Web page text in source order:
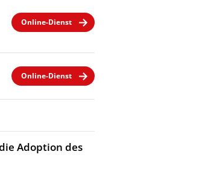
Online-Dienst
Online-Dienst
Adoption des